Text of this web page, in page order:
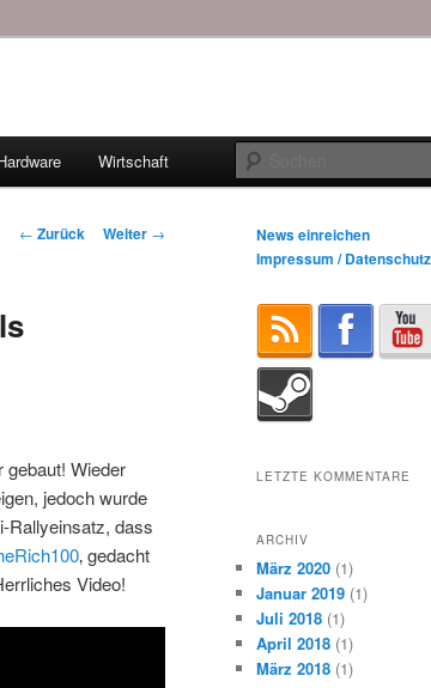
Wirtschaft
Beitrags-
← Zurück Weiter →
gebaut! Wieder
jedoch wurde
Rallyeinsatz, dass
‚ gedacht
Video!
News einreichen
Impressum / Datenschutz
LETZTE KOMMENTARE
ARCHIV
März 2020 (1)
Januar 2019 (1)
Juli 2018 (1)
April 2018 (1)
März 2018 (1)